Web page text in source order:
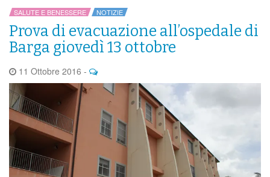
SALUTE E BENESSERE NOTIZIE
Prova di evacuazione all’ospedale di
Barga giovedì 13 ottobre
11 Ottobre 2016 -